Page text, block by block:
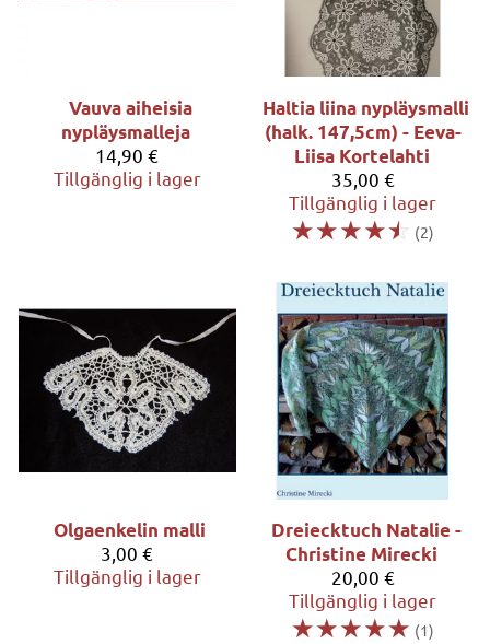
Vauva aiheisia
nypläysmalleja
14,90 €
Tillgänglig i lager
Haltia liina nypläysmalli
(halk. 147,5cm) - Eeva-
Liisa Kortelahti
35,00 €
Tillgänglig i lager
☆☆☆☆☆ (2)
Olgaenkelin malli
3,00 €
Tillgänglig i lager
Dreiecktuch Natalie -
Christine Mirecki
20,00 €
Tillgänglig i lager
☆☆☆☆☆ (1)